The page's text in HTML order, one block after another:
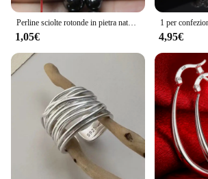
Perline sciolte rotonde in pietra naturale di ematite nera per la creazione di gioielli Bracciale fai da te 2 3 4 6 8 10 12MM 15 "per filo Scegli la dimensione
1,05€ 4,95€